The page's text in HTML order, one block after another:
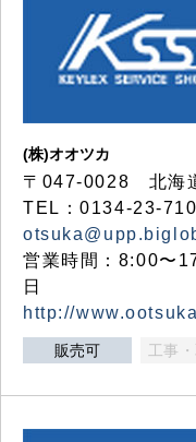
(株)オオツカ
〒047-0028 北海
TEL：0134-23-
営業時間：8:00〜
日
http://
販売可 工事